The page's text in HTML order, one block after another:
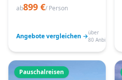
passende Termine prüfen
ab899 €/ Person
Angebote vergleichen →über
80 Anbieter
Pauschalreisen